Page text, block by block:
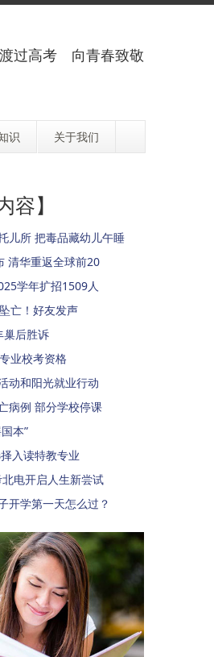
过高考 向青春致敬
识 关于我们
容】
儿所 把毒品藏幼儿午睡
清华重返全球前20
学年扩招1509人
亡！好友发声
巢后胜诉
业校考资格
动和阳光就业行动
病例 部分学校停课
本”
入读特教专业
电开启人生新尝试
开学第一天怎么过？